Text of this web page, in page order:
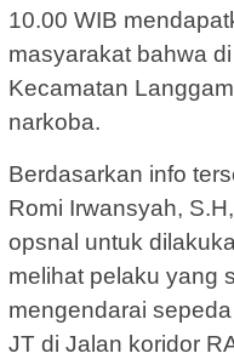
10.00 WIB
masyarakat bahwa
Kecamatan
narkoba.
Berdasarkan info
Romi Irwansyah,
opsnal untuk
melihat pelaku yang
mengendarai
JT di Jalan koridor